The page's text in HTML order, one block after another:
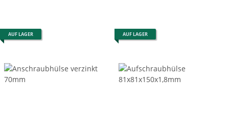
AUF LAGER AUF LAGER